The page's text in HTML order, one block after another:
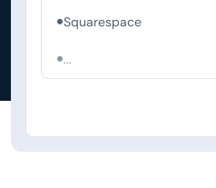
Squarespace
...